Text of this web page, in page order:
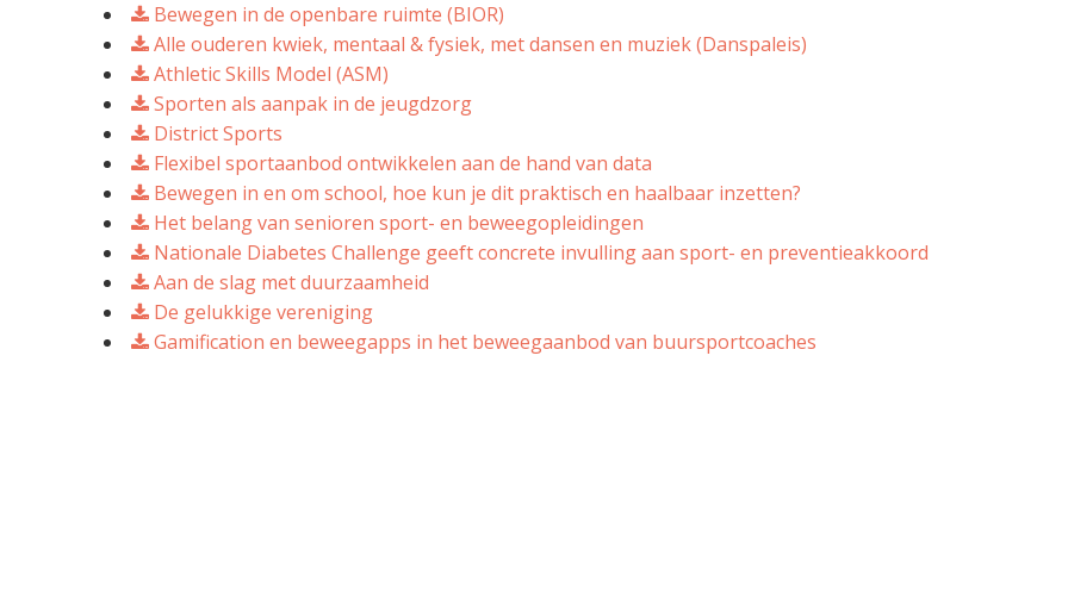
Bewegen in de openbare ruimte (BIOR)
Alle ouderen kwiek, mentaal & fysiek, met dansen en muziek (Danspaleis)
Athletic Skills Model (ASM)
Sporten als aanpak in de jeugdzorg
District Sports
Flexibel sportaanbod ontwikkelen aan de hand van data
Bewegen in en om school, hoe kun je dit praktisch en haalbaar inzetten?
Het belang van senioren sport- en beweegopleidingen
Nationale Diabetes Challenge geeft concrete invulling aan sport- en preventieakkoord
Aan de slag met duurzaamheid
De gelukkige vereniging
Gamification en beweegapps in het beweegaanbod van buursportcoaches